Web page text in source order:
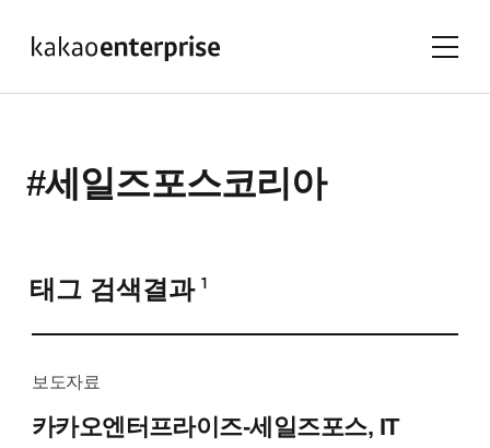
#세일즈포스코리아
태그 검색결과 1
보도자료
카카오엔터프라이즈-세일즈포스, IT